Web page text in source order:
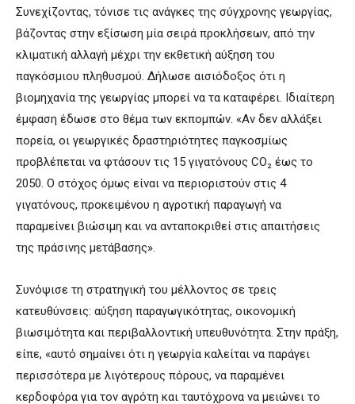
Συνεχίζοντας, τόνισε τις ανάγκες της σύγχρονης γεωργίας,
βάζοντας στην εξίσωση μία σειρά προκλήσεων, από την
κλιματική αλλαγή μέχρι την εκθετική αύξηση του
παγκόσμιου πληθυσμού. Δήλωσε αισιόδοξος ότι η
βιομηχανία της γεωργίας μπορεί να τα καταφέρει. Ιδιαίτερη
έμφαση έδωσε στο θέμα των εκπομπών. «Αν δεν αλλάξει
πορεία, οι γεωργικές δραστηριότητες παγκοσμίως
προβλέπεται να φτάσουν τις 15 γιγατόνους CO₂ έως το
2050. Ο στόχος όμως είναι να περιοριστούν στις 4
γιγατόνους, προκειμένου η αγροτική παραγωγή να
παραμείνει βιώσιμη και να ανταποκριθεί στις απαιτήσεις
της πράσινης μετάβασης».
Συνόψισε τη στρατηγική του μέλλοντος σε τρεις
κατευθύνσεις: αύξηση παραγωγικότητας, οικονομική
βιωσιμότητα και περιβαλλοντική υπευθυνότητα. Στην πράξη,
είπε, «αυτό σημαίνει ότι η γεωργία καλείται να παράγει
περισσότερα με λιγότερους πόρους, να παραμένει
κερδοφόρα για τον αγρότη και ταυτόχρονα να μειώνει το